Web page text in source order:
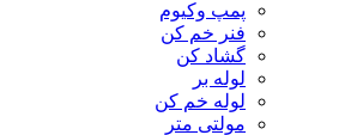
پمپ وکیوم
فنر خم کن
گشاد کن
لوله بر
لوله خم کن
مولتی متر